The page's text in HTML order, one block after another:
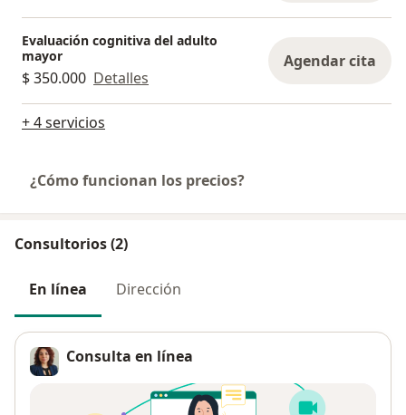
Evaluación cognitiva del adulto
mayor
$ 350.000 Detalles
Agendar cita
+ 4 servicios
¿Cómo funcionan los precios?
Consultorios (2)
En línea Dirección
Consulta en línea